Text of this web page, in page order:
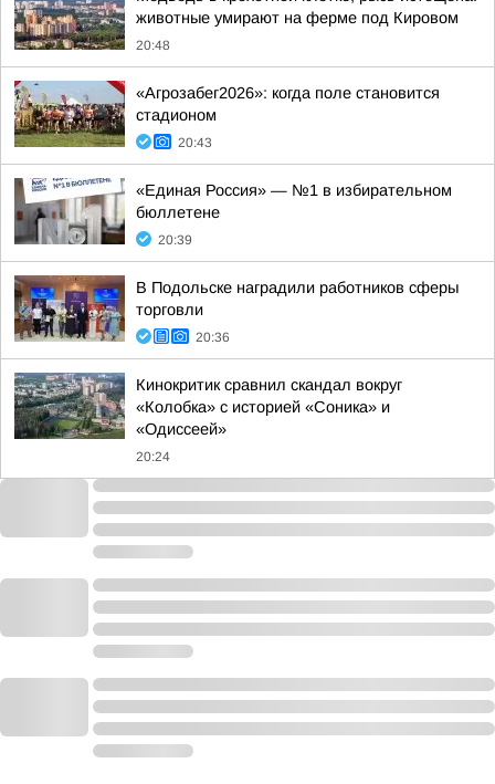
животные умирают на ферме под Кировом
20:48
«Агрозабег2026»: когда поле становится
стадионом
20:43
«Единая Россия» — №1 в избирательном
бюллетене
20:39
В Подольске наградили работников сферы
торговли
20:36
Кинокритик сравнил скандал вокруг
«Колобка» с историей «Соника» и
«Одиссеей»
20:24